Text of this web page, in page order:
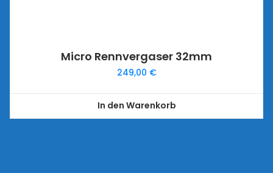
Micro Rennvergaser 32mm
249,00 €
In den Warenkorb